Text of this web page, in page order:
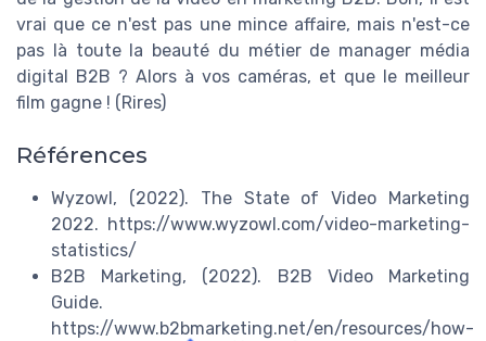
vrai que ce n'est pas une mince affaire, mais n'est-ce
pas là toute la beauté du métier de manager média
digital B2B ? Alors à vos caméras, et que le meilleur
film gagne ! (Rires)
Références
Wyzowl, (2022). The State of Video Marketing
2022. https://www.wyzowl.com/video-marketing-
statistics/
B2B Marketing, (2022). B2B Video Marketing
Guide.
https://www.b2bmarketing.net/en/resources/how-